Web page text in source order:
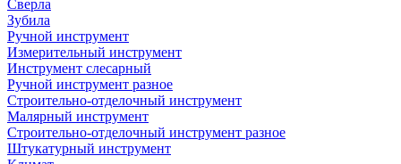
Сверла
Зубила
Ручной инструмент
Измерительный инструмент
Инструмент слесарный
Ручной инструмент разное
Строительно-отделочный инструмент
Малярный инструмент
Строительно-отделочный инструмент разное
Штукатурный инструмент